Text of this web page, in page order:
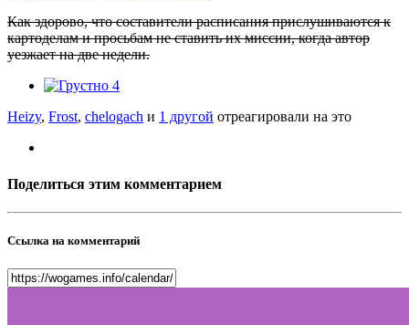
Как здорово, что составители расписания прислушиваются к
картоделам и просьбам не ставить их миссии, когда автор
уезжает на две недели.
4
Heizy, Frost, chelogach и 1 другой отреагировали на это
Поделиться этим комментарием
Ссылка на комментарий